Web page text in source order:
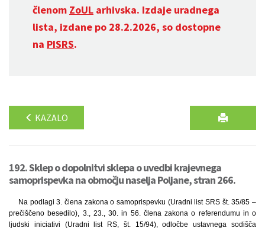
členom ZoUL arhivska. Izdaje uradnega
lista, izdane po 28.2.2026, so dostopne
na PISRS.
KAZALO
192. Sklep o dopolnitvi sklepa o uvedbi krajevnega
samoprispevka na območju naselja Poljane, stran 266.
Na podlagi 3. člena zakona o samoprispevku (Uradni list SRS št. 35/85 –
prečiščeno besedilo), 3., 23., 30. in 56. člena zakona o referendumu in o
ljudski iniciativi (Uradni list RS, št. 15/94), odločbe ustavnega sodišča